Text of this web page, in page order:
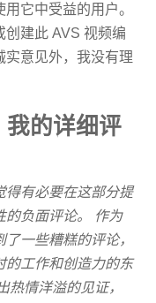
它中受益的用户。
创建此 AVS 视频编
实意见外，我没有理
的详细评
得有必要在这部分提
的负面评论。 作为
一些糟糕的评论，
的工作和创造力的东
热情洋溢的见证，